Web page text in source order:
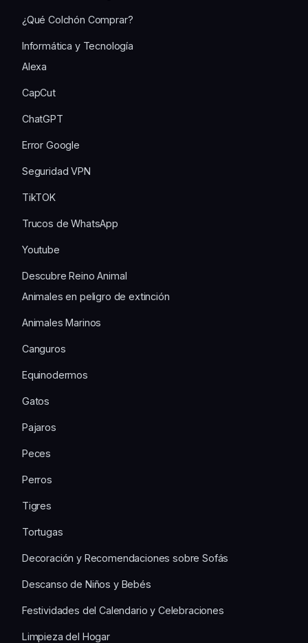
¿Qué Colchón Comprar?
Informática y Tecnología
Alexa
CapCut
ChatGPT
Error Google
Seguridad VPN
TikTOK
Trucos de WhatsApp
Youtube
Descubre Reino Animal
Animales en peligro de extinción
Animales Marinos
Canguros
Equinodermos
Gatos
Pajaros
Peces
Perros
Tigres
Tortugas
Decoración y Recomendaciones sobre Sofás
Descanso de Niños y Bebés
Festividades del Calendario y Celebraciones
Limpieza del Hogar